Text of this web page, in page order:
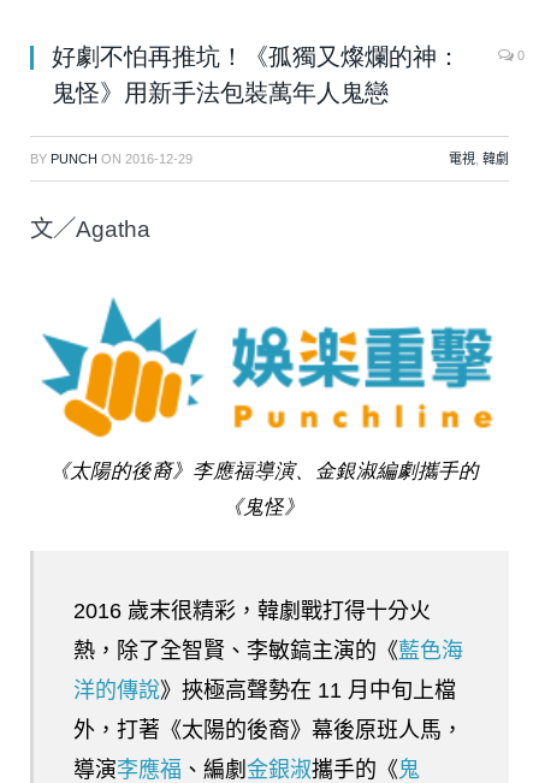
好劇不怕再推坑！《孤獨又燦爛的神：
鬼怪》用新手法包裝萬年人鬼戀
0
BY PUNCH ON 2016-12-29 電視 韓劇
文／Agatha
《太陽的後裔》李應福導演、金銀淑編劇攜手的
《鬼怪》
2016 歲末很精彩，韓劇戰打得十分火
熱，除了全智賢、李敏鎬主演的《藍色海
洋的傳說》挾極高聲勢在 11 月中旬上檔
外，打著《太陽的後裔》幕後原班人馬，
導演李應福 、編劇金銀淑攜手的《鬼